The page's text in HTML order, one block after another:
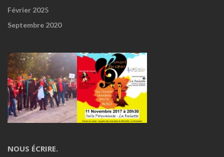
Février 2025
Septembre 2020
NOUS ÉCRIRE.